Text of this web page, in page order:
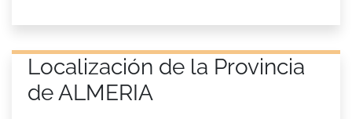
Localización de la Provincia
de ALMERIA